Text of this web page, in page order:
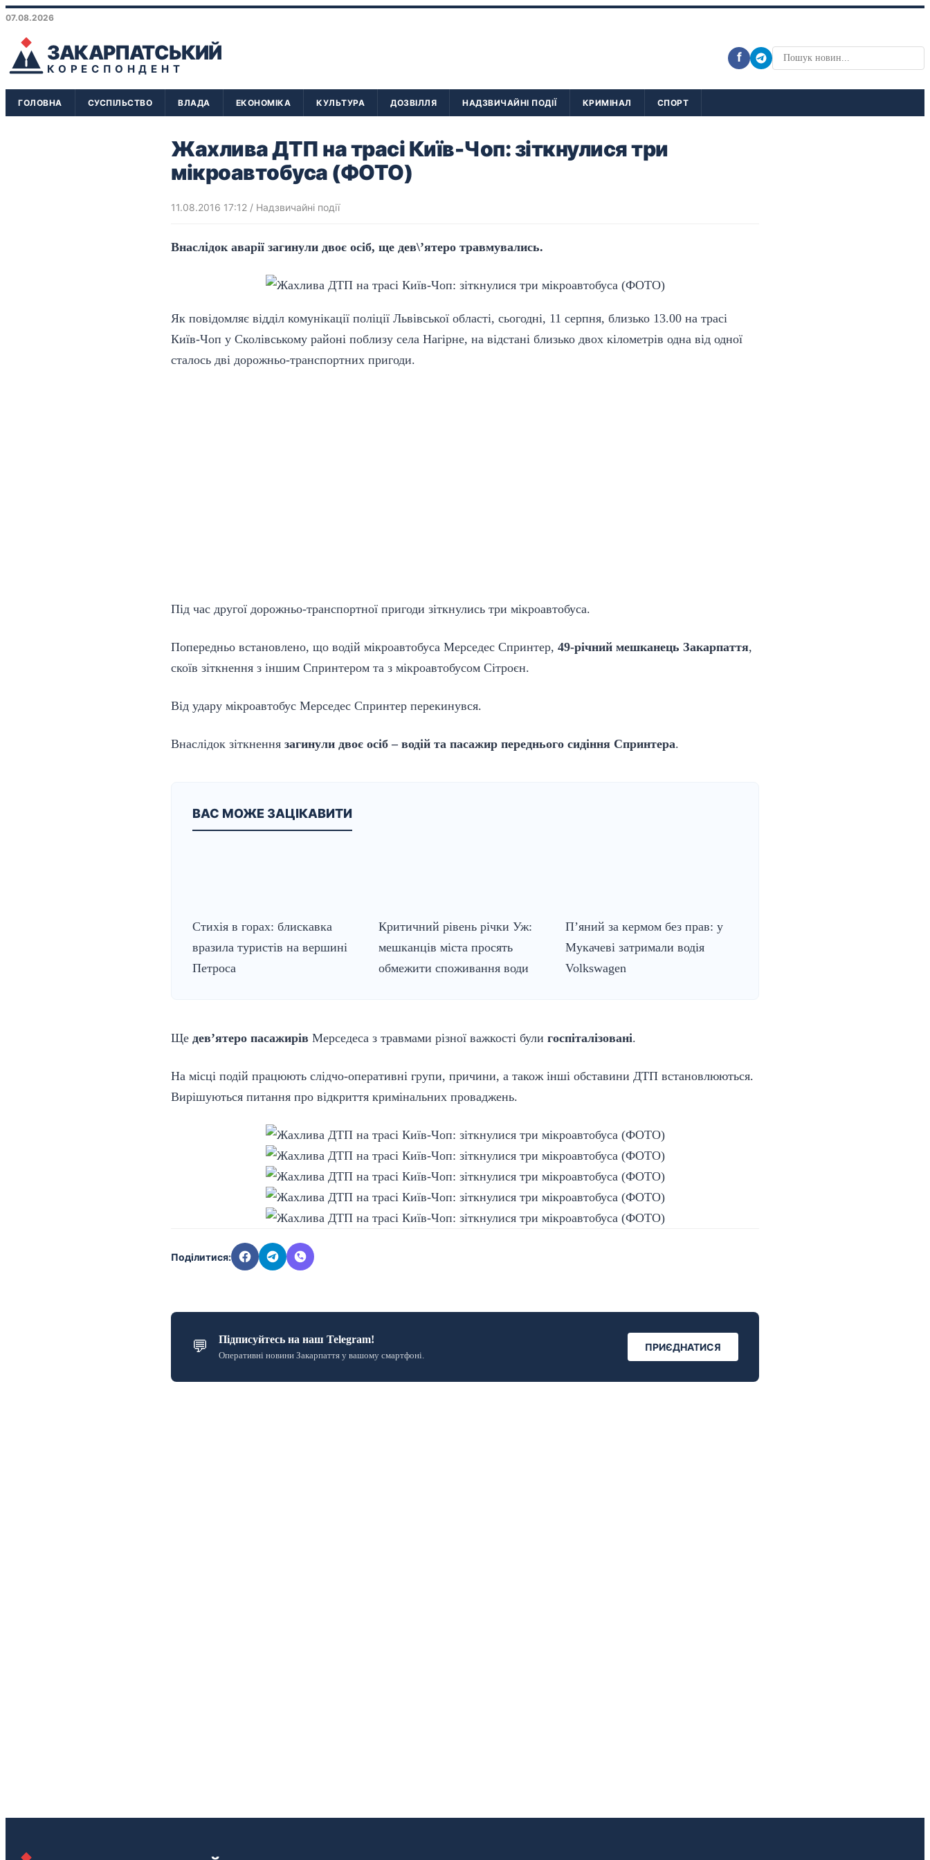
07.08.2026
ЗАКАРПАТСЬКИЙ
КОРЕСПОНДЕНТ
f
ГОЛОВНА СУСПІЛЬСТВО ВЛАДА ЕКОНОМІКА КУЛЬТУРА ДОЗВІЛЛЯ НАДЗВИЧАЙНІ ПОДІЇ КРИМІНАЛ СПОРТ
Жахлива ДТП на трасі Київ-Чоп: зіткнулися три
мікроавтобуса (ФОТО)
11.08.2016 17:12 / Надзвичайні події
Внаслідок аварії загинули двоє осіб, ще дев\’ятеро травмувались.
Як повідомляє відділ комунікації поліції Львівської області, сьогодні, 11 серпня, близько 13.00 на трасі
Київ-Чоп у Сколівському районі поблизу села Нагірне, на відстані близько двох кілометрів одна від одної
сталось дві дорожньо-транспортних пригоди.
Під час другої дорожньо-транспортної пригоди зіткнулись три мікроавтобуса.
Попередньо встановлено, що водій мікроавтобуса Мерседес Спринтер, 49-річний мешканець Закарпаття,
скоїв зіткнення з іншим Спринтером та з мікроавтобусом Сітроєн.
Від удару мікроавтобус Мерседес Спринтер перекинувся.
Внаслідок зіткнення загинули двоє осіб – водій та пасажир переднього сидіння Спринтера.
ВАС МОЖЕ ЗАЦІКАВИТИ
Стихія в горах: блискавка
вразила туристів на вершині
Петроса
Критичний рівень річки Уж:
мешканців міста просять
обмежити споживання води
П’яний за кермом без прав: у
Мукачеві затримали водія
Volkswagen
Ще дев’ятеро пасажирів Мерседеса з травмами різної важкості були госпіталізовані.
На місці подій працюють слідчо-оперативні групи, причини, а також інші обставини ДТП встановлюються.
Вирішуються питання про відкриття кримінальних проваджень.
Поділитися:
💬 Підписуйтесь на наш Telegram!
Оперативні новини Закарпаття у вашому смартфоні.
ПРИЄДНАТИСЯ